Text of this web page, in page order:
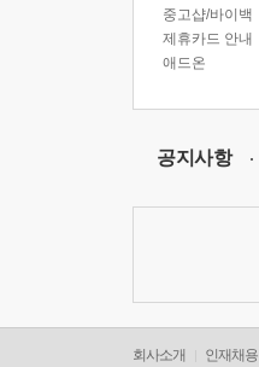
중고샵/바이백
제휴카드 안내
애드온
공지사항
회사소개 인재채용